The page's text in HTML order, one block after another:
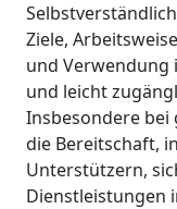
Ziele,
und Verwendung
und leicht
Insbesondere
die Bereitschaft,
Unterstützern,
Dienstleistungen